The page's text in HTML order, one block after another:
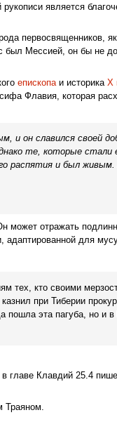
является
первосвященников,
Мессией, он бы не
епископа и историкаX
Флавия, которая
и он славился своей
те, которые стали
распятия и был
может отражать
адаптированной для
тех, кто своими
при Тиберии
пошла эта пагуба, но и
в главе Клавдий 25.4